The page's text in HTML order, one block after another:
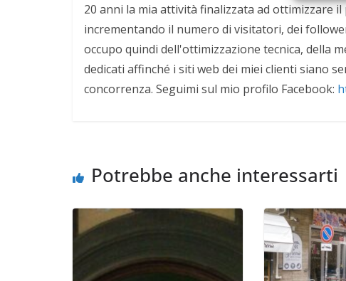
20 anni la mia attività finalizzata ad ottimizzare
incrementando il numero di visitatori, dei
occupo quindi dell'ottimizzazione tecnica, della
dedicati affinché i siti web dei miei clienti siano
concorrenza. Seguimi sul mio profilo Facebook:
Potrebbe anche interessarti